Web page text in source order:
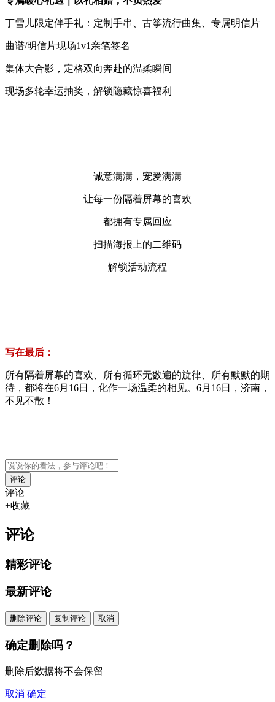
丁雪儿限定伴手礼：定制手串、古筝流行曲集、专属明信片
曲谱/明信片现场1v1亲笔签名
集体大合影，定格双向奔赴的温柔瞬间
现场多轮幸运抽奖，解锁隐藏惊喜福利
诚意满满，宠爱满满
让每一份隔着屏幕的喜欢
都拥有专属回应
扫描海报上的二维码
解锁活动流程
写在最后：
所有隔着屏幕的喜欢、所有循环无数遍的旋律、所有默默的期
待，都将在6月16日，化作一场温柔的相见。6月16日，济南，
不见不散！
评论
+收藏
评论
精彩评论
最新评论
删除评论 复制评论 取消
确定删除吗？
删除后数据将不会保留
取消 确定